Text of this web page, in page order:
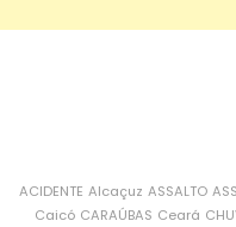
ACIDENTE Alcaçuz ASSALTO
Caicó CARAÚBAS Ceará